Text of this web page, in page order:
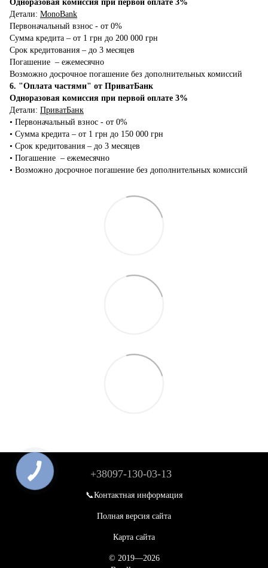
Одноразовая комиссия при первой оплате 3%
Детали: MonoBank
Первоначальный взнос - от 0%
Сумма кредита – от 1 грн до 200 000 грн
Срок кредитования – до 3 месяцев
Погашение – ежемесячно
Возможно досрочное погашение без дополнительных комиссий
6. "Оплата частями" от ПриватБанк
Одноразовая комиссия при первой оплате 3%
Детали: ПриватБанк
•‎ Первоначальный взнос - от 0%
•‎ Сумма кредита – от 1 грн до 150 000 грн
•‎ Срок кредитования – до 3 месяцев
•‎ Погашение – ежемесячно
•‎ Возможно досрочное погашение без дополнительных комиссий
+38097-130-03-13
📞Контактная информация
Полная версия сайта
Карта сайта
© 2019—2026